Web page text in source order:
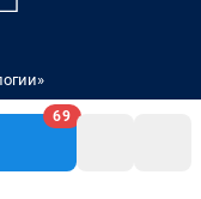
69